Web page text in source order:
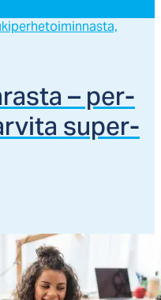
– per­
su­per­